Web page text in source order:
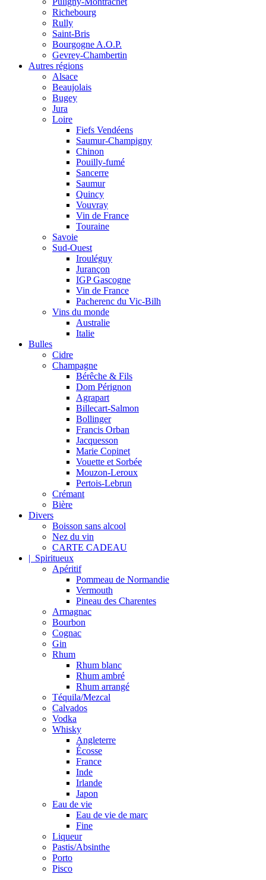
Richebourg
Rully
Saint-Bris
Bourgogne A.O.P.
Gevrey-Chambertin
Autres régions
Alsace
Beaujolais
Bugey
Jura
Loire
Fiefs Vendéens
Saumur-Champigny
Chinon
Pouilly-fumé
Sancerre
Saumur
Quincy
Vouvray
Vin de France
Touraine
Savoie
Sud-Ouest
Irouléguy
Jurançon
IGP Gascogne
Vin de France
Pacherenc du Vic-Bilh
Vins du monde
Australie
Italie
Bulles
Cidre
Champagne
Bérêche & Fils
Dom Pérignon
Agrapart
Billecart-Salmon
Bollinger
Francis Orban
Jacquesson
Marie Copinet
Vouette et Sorbée
Mouzon-Leroux
Pertois-Lebrun
Crémant
Bière
Divers
Boisson sans alcool
Nez du vin
CARTE CADEAU
| Spiritueux
Apéritif
Pommeau de Normandie
Vermouth
Pineau des Charentes
Armagnac
Bourbon
Cognac
Gin
Rhum
Rhum blanc
Rhum ambré
Rhum arrangé
Téquila/Mezcal
Calvados
Vodka
Whisky
Angleterre
Écosse
France
Inde
Irlande
Japon
Eau de vie
Eau de vie de marc
Fine
Liqueur
Pastis/Absinthe
Porto
Pisco